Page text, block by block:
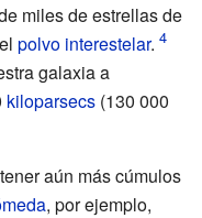
miles de estrellas de
polvo interestelar.
galaxia a
kiloparsecs (130 000
aún más cúmulos
, por ejemplo,